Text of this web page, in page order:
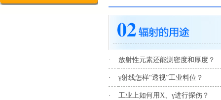
· 放射性元素还能测密度和厚度？
· γ射线怎样“透视”工业料位？
· 工业上如何用X、γ进行探伤？